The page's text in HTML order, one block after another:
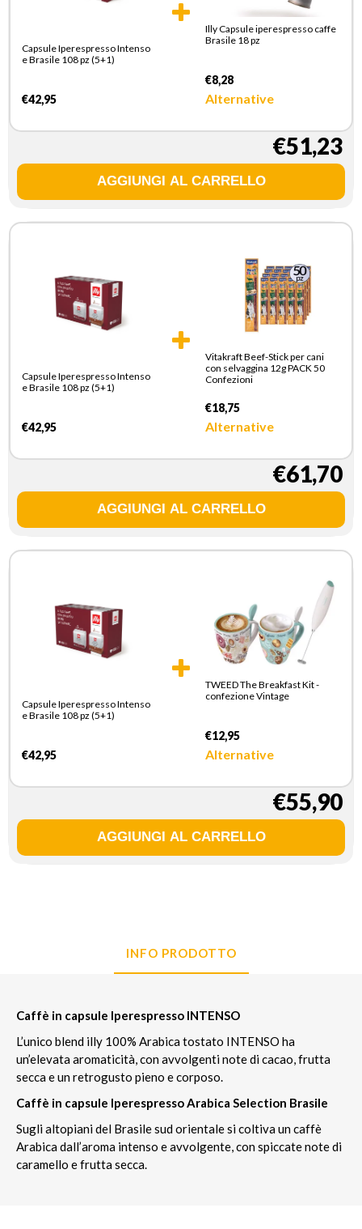
Capsule Iperespresso Intenso
e Brasile 108 pz (5+1)
€42,95
Illy Capsule iperespresso caffe
Brasile 18 pz
€8,28
Alternative
€51,23
Capsule Iperespresso Intenso
e Brasile 108 pz (5+1)
€42,95
Vitakraft Beef-Stick per cani
con selvaggina 12g PACK 50
Confezioni
€18,75
Alternative
€61,70
Capsule Iperespresso Intenso
e Brasile 108 pz (5+1)
€42,95
TWEED The Breakfast Kit -
confezione Vintage
€12,95
Alternative
€55,90
INFO PRODOTTO
Caffè in capsule Iperespresso INTENSO
L’unico blend illy 100% Arabica tostato INTENSO ha
un’elevata aromaticità, con avvolgenti note di cacao, frutta
secca e un retrogusto pieno e corposo.
Caffè in capsule Iperespresso Arabica Selection Brasile
Sugli altopiani del Brasile sud orientale si coltiva un caffè
Arabica dall’aroma intenso e avvolgente, con spiccate note di
caramello e frutta secca.